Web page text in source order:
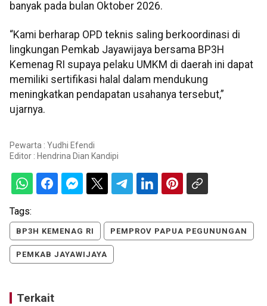
banyak pada bulan Oktober 2026.
“Kami berharap OPD teknis saling berkoordinasi di
lingkungan Pemkab Jayawijaya bersama BP3H
Kemenag RI supaya pelaku UMKM di daerah ini dapat
memiliki sertifikasi halal dalam mendukung
meningkatkan pendapatan usahanya tersebut,”
ujarnya.
Pewarta : Yudhi Efendi
Editor : Hendrina Dian Kandipi
Tags:
BP3H KEMENAG RI PEMPROV PAPUA PEGUNUNGAN
PEMKAB JAYAWIJAYA
Terkait